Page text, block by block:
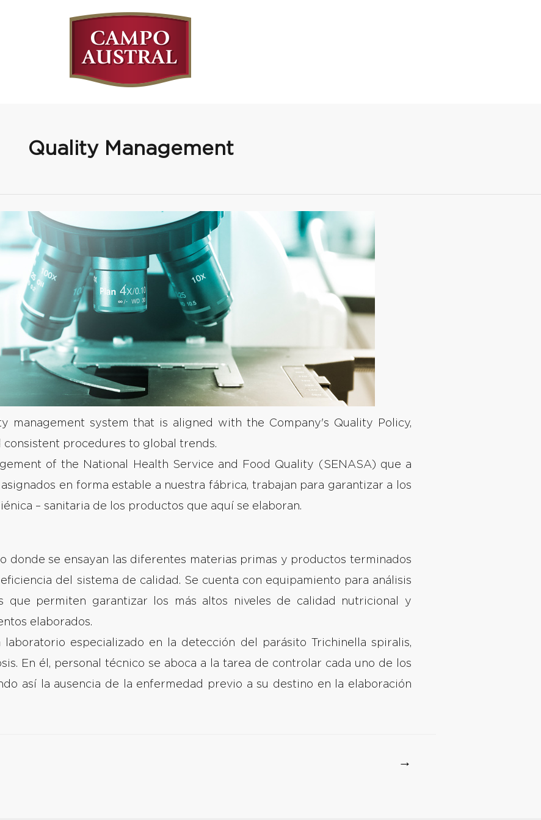
Quality Management
management system that is aligned with the Company's Quality Policy,
procedures to global trends.
of the National Health Service and Food Quality (SENASA) que a
en forma estable a nuestra fábrica, trabajan para garantizar a los
– sanitaria de los productos que aquí se elaboran.
donde se ensayan las diferentes materias primas y productos terminados
del sistema de calidad. Se cuenta con equipamiento para análisis
que permiten garantizar los más altos niveles de calidad nutricional y
elaborados.
laboratorio especializado en la detección del parásito Trichinella spiralis,
En él, personal técnico se aboca a la tarea de controlar cada uno de los
así la ausencia de la enfermedad previo a su destino en la elaboración
→